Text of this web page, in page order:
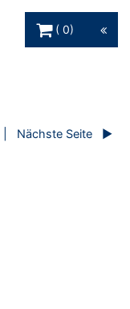
0
Nächste Seite